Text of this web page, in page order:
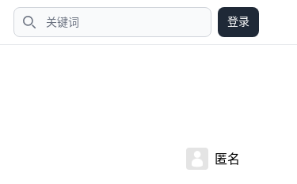
搜索
登录
匿名